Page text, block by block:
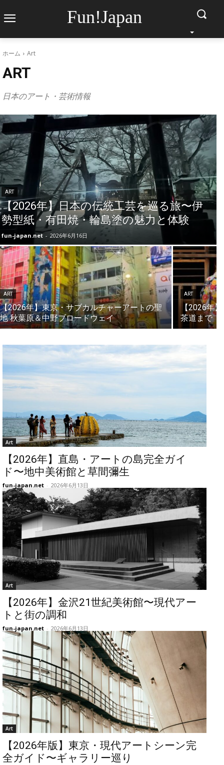
Fun!Japan
ホーム Art
ART
日本のアート・芸術情報
ART
【2026年】日本の伝統工芸を巡る旅〜伊
勢型紙・有田焼・輪島塗の魅力と体験
fun-japan.net - 2026年6月16日
ART
【2026年】東京・サブカルチャーアートの聖
地 秋葉原＆中野ブロードウェイ
ART
【2026年
茶道まで
Art
【2026年】直島・アートの島完全ガイ
ド〜地中美術館と草間彌生
fun-japan.net - 2026年6月13日
Art
【2026年】金沢21世紀美術館〜現代アー
トと街の調和
fun-japan.net - 2026年6月13日
Art
【2026年版】東京・現代アートシーン完
全ガイド〜ギャラリー巡り